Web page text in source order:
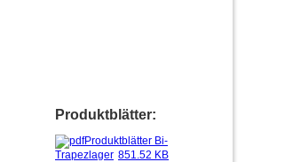
Produktblätter:
Produktblätter Bi-
Trapezlager 851.52 KB